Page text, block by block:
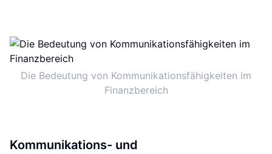
Die Bedeutung von Kommunikationsfähigkeiten im
Finanzbereich
Kommunikations- und